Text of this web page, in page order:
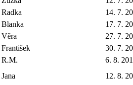
Radka
14. 7.
Blanka
17. 7.
Věra
27. 7.
František
30. 7.
R.M.
6. 8.
Jana
12. 8.